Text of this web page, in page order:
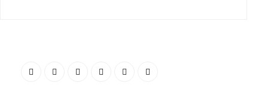
состояние зависят от пространства, которое Вас окружает. Своей